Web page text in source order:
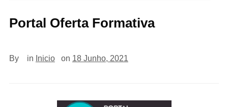
Portal Oferta Formativa
By in Inicio on 18 Junho, 2021